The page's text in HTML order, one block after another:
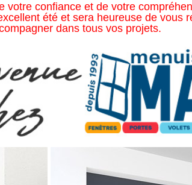
votre confiance et de votre
été et sera heureuse de vous
dans tous vos projets.